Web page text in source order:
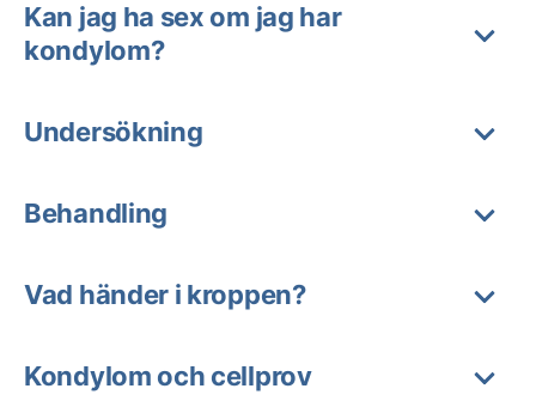
Kan jag ha sex om jag har
kondylom?
Undersökning
Behandling
Vad händer i kroppen?
Kondylom och cellprov